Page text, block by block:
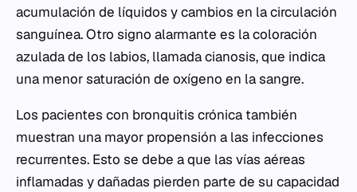
acumulación de líquidos y cambios en la circulación
sanguínea. Otro signo alarmante es la coloración
azulada de los labios, llamada cianosis, que indica
una menor saturación de oxígeno en la sangre.
Los pacientes con bronquitis crónica también
muestran una mayor propensión a las infecciones
recurrentes. Esto se debe a que las vías aéreas
inflamadas y dañadas pierden parte de su capacidad